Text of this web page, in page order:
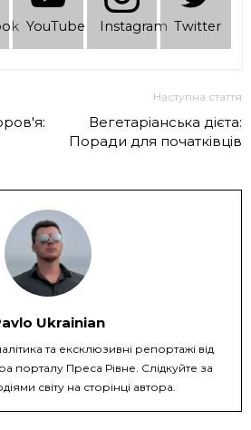
YouTube Instagram Twitter
Наступна стаття
Вегетаріанська дієта:
Поради для початківців
Ukrainian
та ексклюзивні репортажі від
порталу Преса Рівне. Слідкуйте за
світу на сторінці автора.